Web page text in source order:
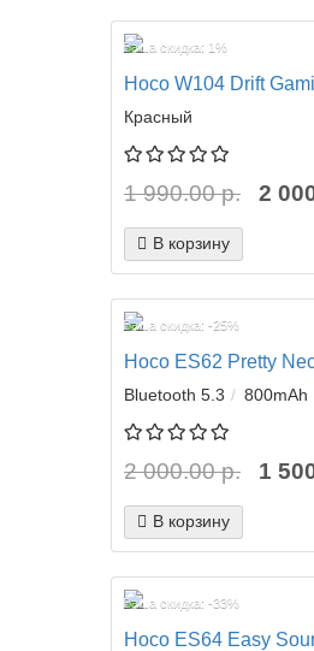
Ваша скидка: 1%
Hoco W104 Drift
Красный
1 990.00 р. 2
В корзину
Ваша скидка: -25%
Hoco ES62 Pretty
Bluetooth 5.3 800mAh
2 000.00 р. 1
В корзину
Ваша скидка: -33%
Hoco ES64 Easy